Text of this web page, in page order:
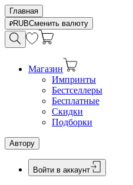
Главная
RUBСменить валюту
Магазин
Импринты
Бестселлеры
Бесплатные
Скидки
Подборки
Автору
Войти в аккаунт